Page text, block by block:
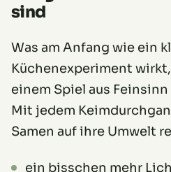
sind
Was am Anfang wie ein
Küchenexperiment
einem Spiel aus
Mit jedem
Samen auf ihre Umwelt
ein bisschen mehr